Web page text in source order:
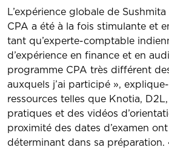
L’expérience globale de
CPA a été à la fois stimulante et
tant qu’experte-comptable
d’expérience en finance et en
programme CPA très différent
auxquels j’ai participé »,
ressources telles que Knotia, D2L,
pratiques et des vidéos
proximité des dates d’examen
déterminant dans sa préparation.